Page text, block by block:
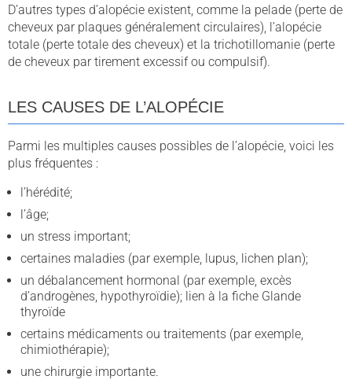
D’autres types d’alopécie existent, comme la pelade (perte de
cheveux par plaques généralement circulaires), l’alopécie
totale (perte totale des cheveux) et la trichotillomanie (perte
de cheveux par tirement excessif ou compulsif).
LES CAUSES DE L’ALOPÉCIE
Parmi les multiples causes possibles de l’alopécie, voici les
plus fréquentes :
l’hérédité;
l’âge;
un stress important;
certaines maladies (par exemple, lupus, lichen plan);
un débalancement hormonal (par exemple, excès
d’androgènes, hypothyroïdie); lien à la fiche Glande
thyroïde
certains médicaments ou traitements (par exemple,
chimiothérapie);
une chirurgie importante.